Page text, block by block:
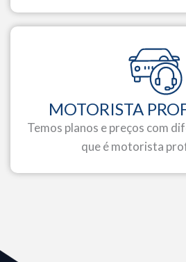
MOTORISTA
Temos planos e preços com
que é motorista